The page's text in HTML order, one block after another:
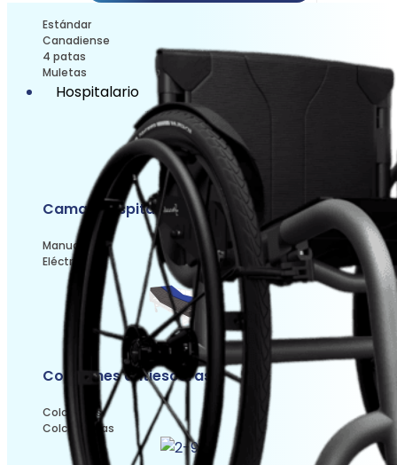
Estándar
Canadiense
4 patas
Muletas
Hospitalario
Camas hospitalarias
Manuales
Eléctricas
Colchones antiescaras
Colchones
Colchonetas